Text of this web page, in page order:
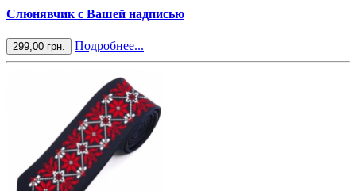
Слюнявчик с Вашей надписью
299,00 грн. Подробнее...